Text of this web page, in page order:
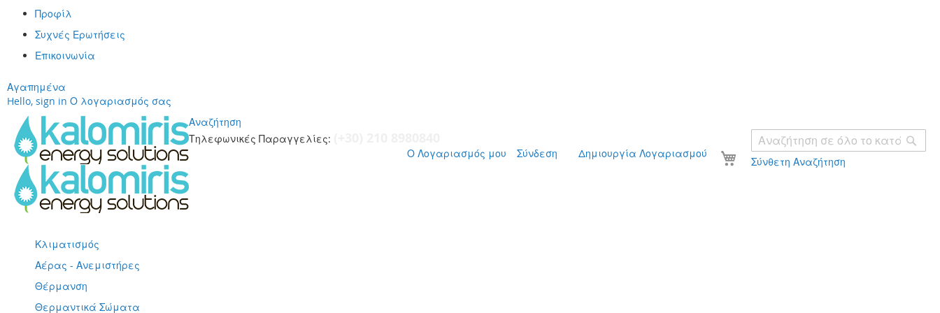
Προφίλ
Συχνές Ερωτήσεις
Επικοινωνία
Αγαπημένα
Hello, sign in Ο λογαριασμός σας
Αναζήτηση
Σύνθετη Αναζήτηση
Τηλεφωνικές Παραγγελίες:
Το καλάθι σας
Ο Λογαριασμός μου Σύνδεση Δημιουργία Λογαριασμού
περιεχόμενο
Κλιματισμός
Αέρας - Ανεμιστήρες
Θέρμανση
Θερμαντικά Σώματα